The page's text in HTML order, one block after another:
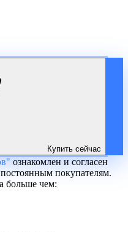
Купить сейчас
ознакомлен и согласен
покупателям.
больше чем: